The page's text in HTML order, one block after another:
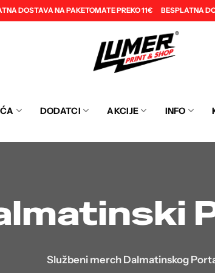
DOSTAVA NA PAKETOMATE PREKO 11€ BESPLATNA
DODATCI AKCIJE INFO
Službeni merch Dalmatinskog